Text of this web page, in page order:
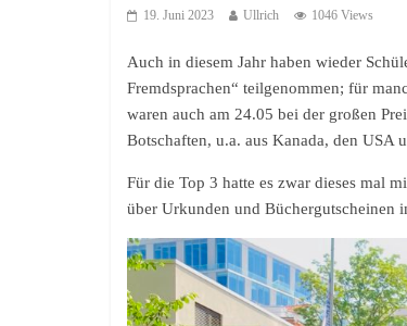
19. Juni 2023 Ullrich 1046 Views
Auch in diesem Jahr haben wieder
Fremdsprachen“ teilgenommen; für
waren auch am 24.05 bei der großen
Botschaften, u.a. aus Kanada, den USA
Für die Top 3 hatte es zwar dieses mal
über Urkunden und Büchergutscheinen